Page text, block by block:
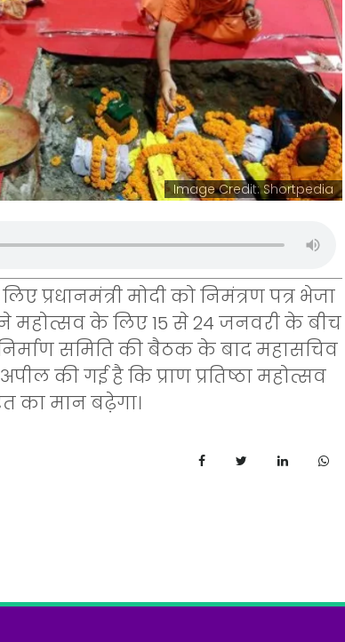
Image Credit: Shortpedia
प्रधानमंत्री मोदी को निमंत्रण पत्र भेजा
ने महोत्सव के लिए 15 से 24 जनवरी के बीच
समिति की बैठक के बाद महासचिव
की गई है कि प्राण प्रतिष्ठा महोत्सव
का मान बढ़ेगा।